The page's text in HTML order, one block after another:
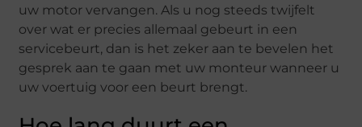
uw motor vervangen. Als u nog steeds twijfelt
over wat er precies allemaal gebeurt in een
servicebeurt, dan is het zeker aan te bevelen het
gesprek aan te gaan met uw monteur wanneer u
uw voertuig voor een beurt brengt.